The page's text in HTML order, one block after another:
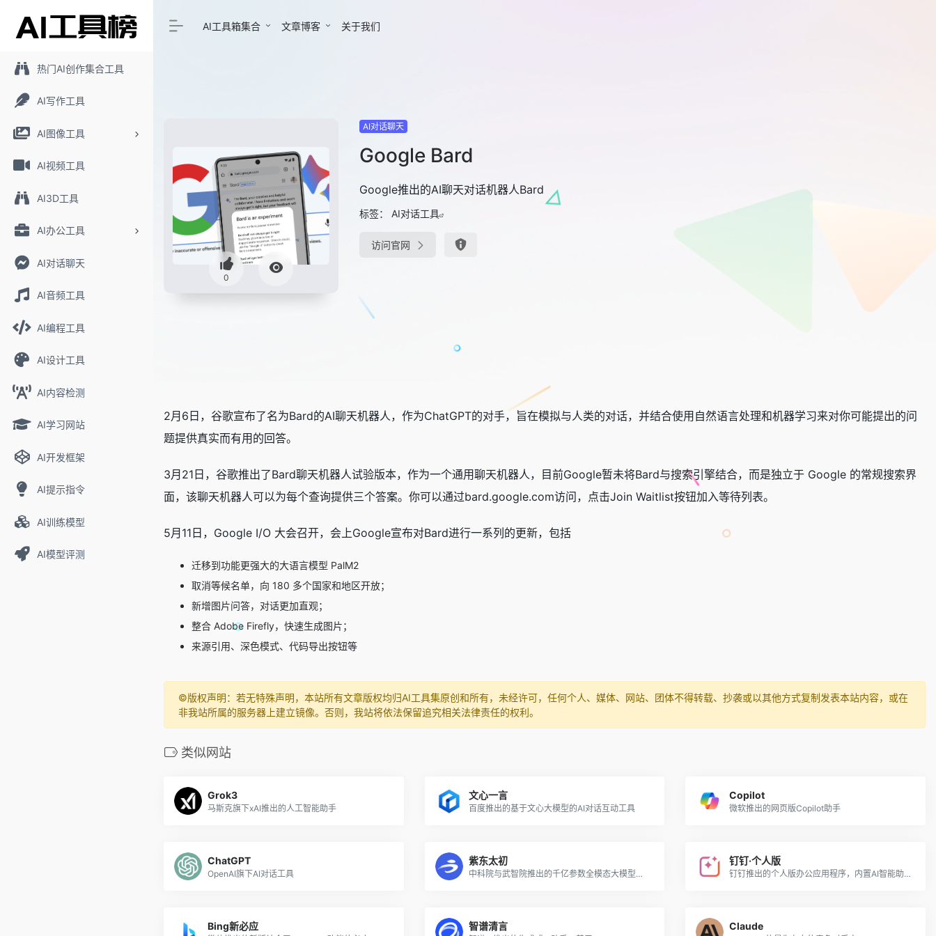
热门AI创作集合工具
AI写作工具
AI图像工具
AI视频工具
AI3D工具
AI办公工具
AI对话聊天
AI音频工具
AI编程工具
AI设计工具
AI内容检测
AI学习网站
AI开发框架
AI提示指令
AI训练模型
AI模型评测
AI工具箱集合 文章博客 关于我们
0
AI对话聊天
Google Bard
Google推出的AI聊天对话机器人Bard
标签： AI对话工具
访问官网
2月6日，谷歌宣布了名为Bard的AI聊天机器人，作为ChatGPT的对手，旨在模拟与人类的对话，并结合使用自然语言处理和机器学习来对你可能提出的问
题提供真实而有用的回答。
3月21日，谷歌推出了Bard聊天机器人试验版本，作为一个通用聊天机器人，目前Google暂未将Bard与搜索引擎结合，而是独立于 Google 的常规搜索界
面，该聊天机器人可以为每个查询提供三个答案。你可以通过bard.google.com访问，点击Join Waitlist按钮加入等待列表。
5月11日，Google I/O 大会召开，会上Google宣布对Bard进行一系列的更新，包括
迁移到功能更强大的大语言模型 PalM2
取消等候名单，向 180 多个国家和地区开放；
新增图片问答，对话更加直观；
整合 Adobe Firefly，快速生成图片；
来源引用、深色模式、代码导出按钮等
©️版权声明：若无特殊声明，本站所有文章版权均归AI工具集原创和所有，未经许可，任何个人、媒体、网站、团体不得转载、抄袭或以其他方式复制发表本站内容，或在
非我站所属的服务器上建立镜像。否则，我站将依法保留追究相关法律责任的权利。
类似网站
Grok3
马斯克旗下xAI推出的人工智能助手
文心一言
百度推出的基于文心大模型的AI对话互动工具
Copilot
微软推出的网页版Copilot助手
ChatGPT
OpenAI旗下AI对话工具
紫东太初
中科院与武智院推出的千亿参数全模态大模型和助手
钉钉·个人版
钉钉推出的个人版办公应用程序，内置AI智能助手，可进行AI创作、AI对话、AI绘画
Bing新必应 智谱清言 Claude